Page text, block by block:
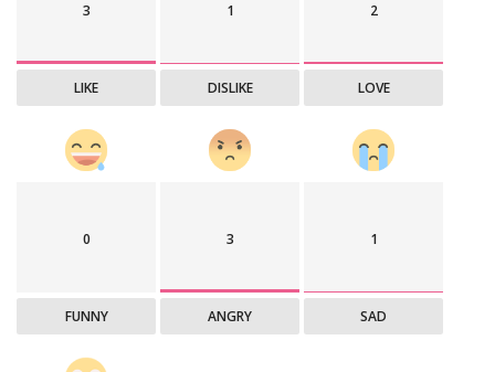
3
LIKE
1
DISLIKE
2
LOVE
0
FUNNY
3
ANGRY
1
SAD